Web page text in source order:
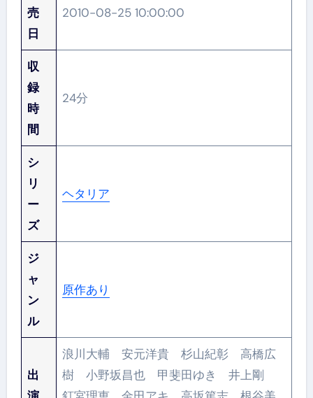
売
日
2010-08-25 10:00:00
収
録
時
間
24分
シ
リ
ー
ズ
ヘタリア
ジ
ャ
ン
ル
原作あり
出
浪川大輔 安元洋貴 杉山紀彰 高橋広
樹 小野坂昌也 甲斐田ゆき 井上剛